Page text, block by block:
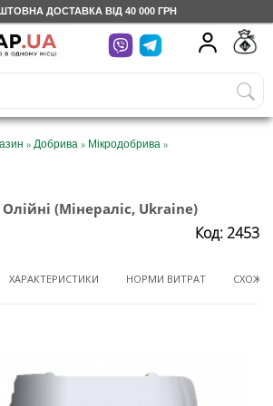
ДОСТАВКА ВІД 40 000 ГРН
UA
грн
по Україні
» Добрива » Мікродобрива »
(Мінераліс, Ukraine)
Код: 2453
ХАРАКТЕРИСТИКИ НОРМИ ВИТРАТ СХОЖІ